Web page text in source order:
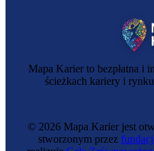
Mapa Karier to bezpłatna i
ścieżkach kariery i
© 2026 Mapa Karier jest
stworzonym przez